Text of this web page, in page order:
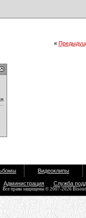
«
Видеоклипы
Администрация Служба
Все права защищены © 2007-2026